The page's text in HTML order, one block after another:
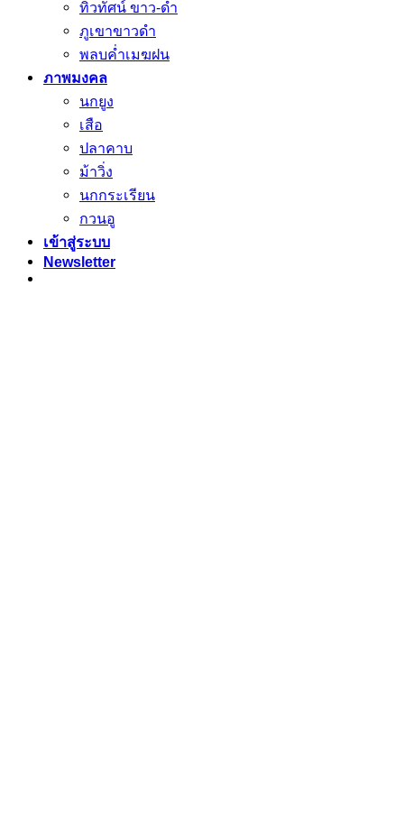
ทิวทัศน์ ขาว-ดำ
ภูเขาขาวดำ
พลบค่ำเมฆฝน
ภาพมงคล
นกยูง
เสือ
ปลาคาบ
ม้าวิ่ง
นกกระเรียน
กวนอู
เข้าสู่ระบบ
Newsletter